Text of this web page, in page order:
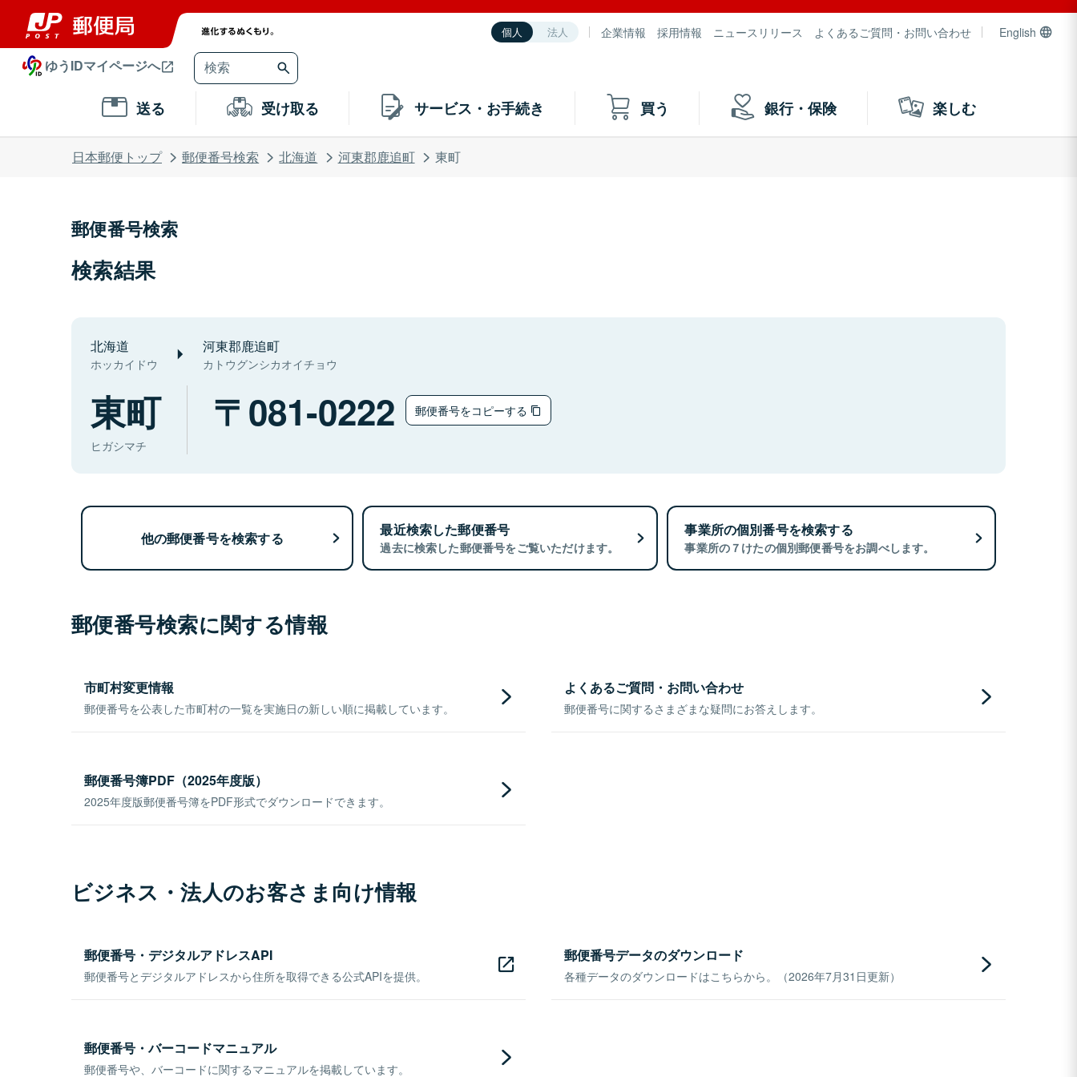
個人 法人 企業情報 採用情報 ニュースリリース よくあるご質問・お問い合わせ English
ゆうIDマイページへ
送る 受け取る サービス・お手続き 買う 銀行・保険 楽しむ
日本郵便トップ 郵便番号検索 北海道 河東郡鹿追町 東町
郵便番号検索
検索結果
北海道
ホッカイドウ
河東郡鹿追町
カトウグンシカオイチョウ
東町
ヒガシマチ
081-0222 郵便番号をコピーする
他の郵便番号を検索する 最近検索した郵便番号
過去に検索した郵便番号をご覧いただけます。
事業所の個別番号を検索する
事業所の７けたの個別郵便番号をお調べします。
郵便番号検索に関する情報
市町村変更情報
郵便番号を公表した市町村の一覧を実施日の新しい順に掲載しています。
よくあるご質問・お問い合わせ
郵便番号に関するさまざまな疑問にお答えします。
郵便番号簿PDF（2025年度版）
2025年度版郵便番号簿をPDF形式でダウンロードできます。
ビジネス・法人のお客さま向け情報
郵便番号・デジタルアドレスAPI
郵便番号とデジタルアドレスから住所を取得できる公式APIを提供。
郵便番号データのダウンロード
各種データのダウンロードはこちらから。（2026年7月31日更新）
郵便番号・バーコードマニュアル
郵便番号や、バーコードに関するマニュアルを掲載しています。